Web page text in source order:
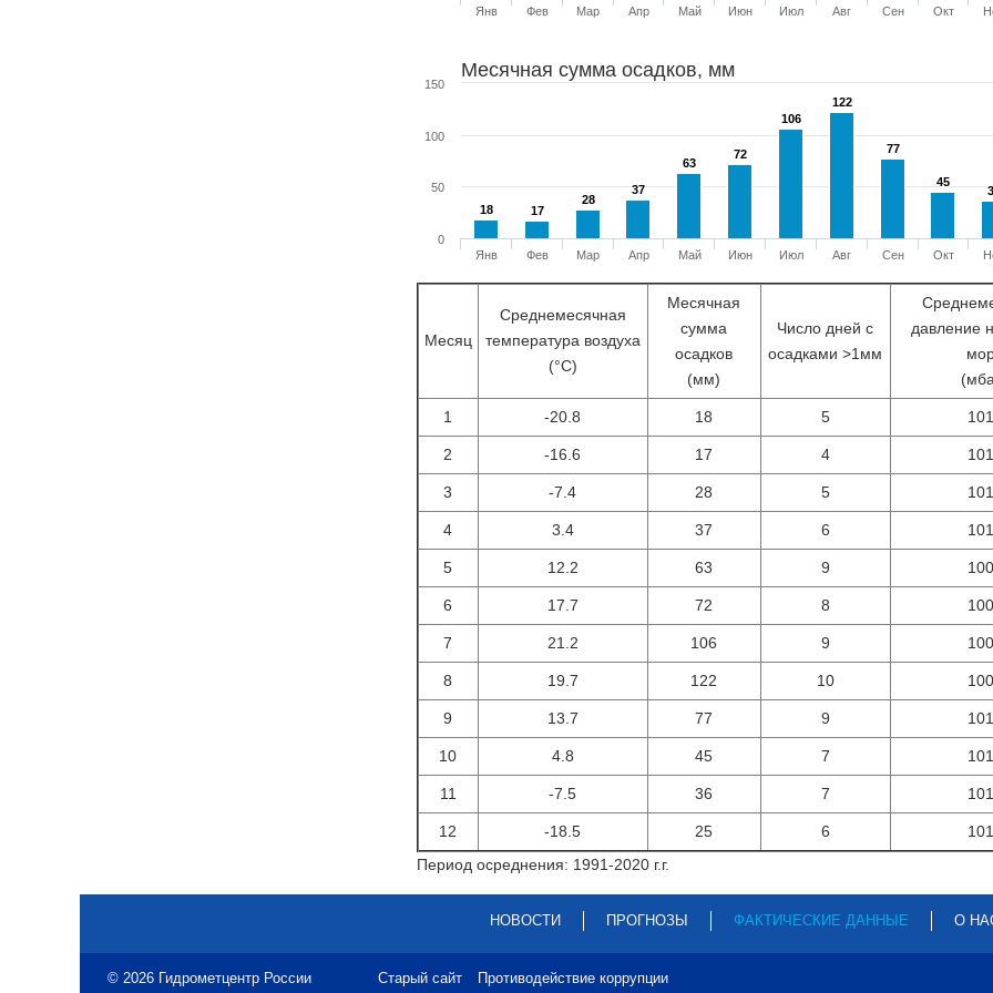
Янв Фев Мар Апр Май Июн Июл Авг Сен Окт
Месячная сумма осадков, мм
18
18 17
17
28
28
37
37
63
63
72
72
106
106
122
122
77
77
45
45
Янв Фев Мар Апр Май Июн Июл Авг Сен Окт
0
50
100
150
Месяц
Среднемесячная
температура воздуха
(°С)
Месячная
сумма
осадков
(мм)
Число дней с
осадками >1мм
давление
1 -20.8 18 5
2 -16.6 17 4
3 -7.4 28 5
4 3.4 37 6
5 12.2 63 9
6 17.7 72 8
7 21.2 106 9
8 19.7 122 10
9 13.7 77 9
10 4.8 45 7
11 -7.5 36 7
12 -18.5 25 6
Период осреднения: 1991-2020 г.г.
НОВОСТИ ПРОГНОЗЫ ФАКТИЧЕСКИЕ ДАННЫЕ О
© 2026 Гидрометцентр России Старый сайт Противодействие коррупции